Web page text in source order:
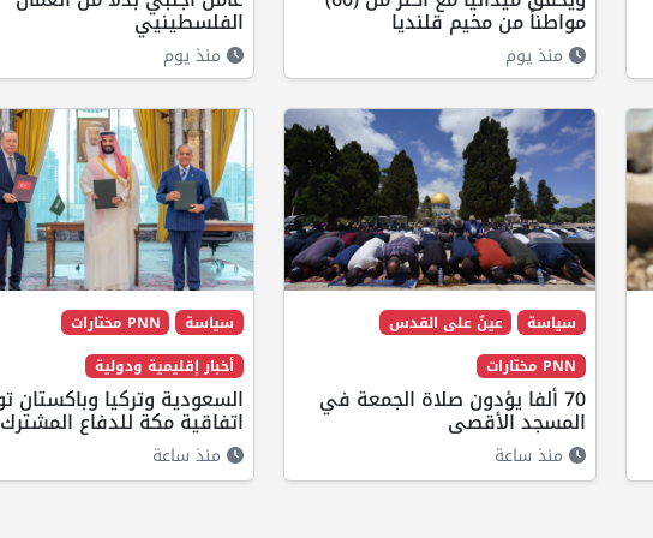
مواطناً من مخيم قلنديا
منذ يوم
الفلسطينيي
منذ يوم
سياسة
عينٌ على القدس
PNN مختارات
70 ألفا يؤدون صلاة الجمعة في
المسجد الأقصى
منذ ساعة
سياسة
PNN مختارات
أخبار إقليمية ودولية
السعودية وتركيا وباكستان
اتفاقية مكة للدفاع المشترك
منذ ساعة